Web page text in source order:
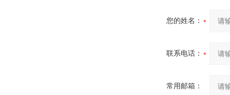
您的姓名：
联系电话：
常用邮箱：